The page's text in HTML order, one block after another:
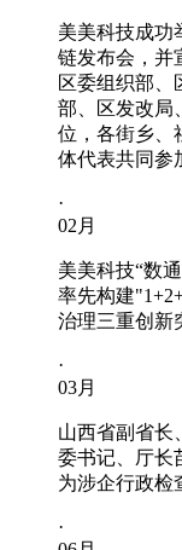
美美科技成功
链发布会，并宣
区委组织部、
部、区发改局
位，各街乡、
体代表共同参
·
02 月
美美科
率先构建
治理三重创新
·
03月
山西省副省长
委书记、厅长苗
为涉企行政检
·